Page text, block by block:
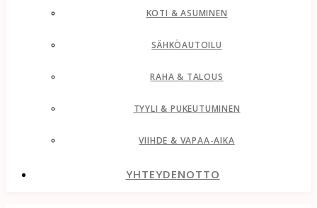
KOTI & ASUMINEN
SÄHKÖAUTOILU
RAHA & TALOUS
TYYLI & PUKEUTUMINEN
VIIHDE & VAPAA-AIKA
YHTEYDENOTTO